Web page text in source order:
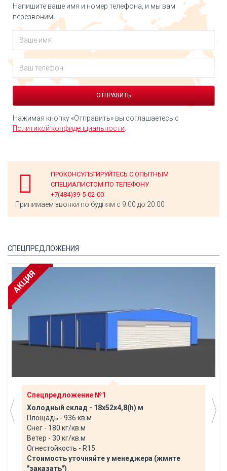
Напишите ваше имя и номер телефона, и мы вам
перезвоним!
Нажимая кнопку «Отправить» вы соглашаетесь с
Политикой конфиденциальности.
ПРОКОНСУЛЬТИРУЙТЕСЬ С ОПЫТНЫМ
СПЕЦИАЛИСТОМ ПО ТЕЛЕФОНУ
+7(484)39-5-02-00
Принимаем звонки по будням с 9:00 до 20:00
СПЕЦПРЕДЛОЖЕНИЯ
Спецпредложение №1
Холодный склад - 18х52х4,8(h) м
Площадь - 936 кв.м
Снег - 180 кг/кв.м
Ветер - 30 кг/кв.м
Огнестойкость - R15
Стоимость уточняйте у менеджера (жмите
"заказать")